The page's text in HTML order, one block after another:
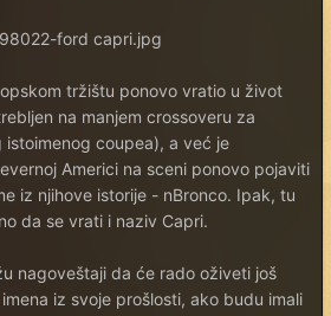
tržištu ponovo vratio u život
na manjem crossoveru za
coupea), a već je
Americi na sceni ponovo pojaviti
iz njihove istorije - nBronco. Ipak, tu
da se vrati i naziv Capri.
nagoveštaji da će rado oživeti još
iz svoje prošlosti, ako budu imali